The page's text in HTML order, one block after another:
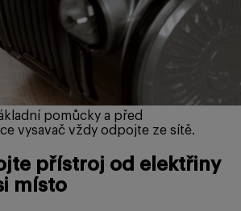
pomůcky a před
vysavač vždy odpojte ze sítě.
přístroj od elektřiny
místo